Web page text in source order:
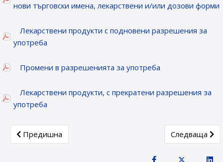
нови търговски имена, лекарствени и/или дозови форми
Лекарствени продукти с подновени разрешения за
употреба
Промени в разрешенията за употреба
Лекарствени продукти, с прекратени разрешения за
употреба
Previous article: Лекарствени продукти, получили
Предишна Next article:
Следваща